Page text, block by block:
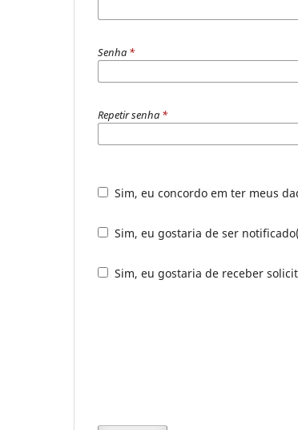
Senha *
Repetir senha *
Sim, eu concordo em ter meus
Sim, eu gostaria de ser
Sim, eu gostaria de receber